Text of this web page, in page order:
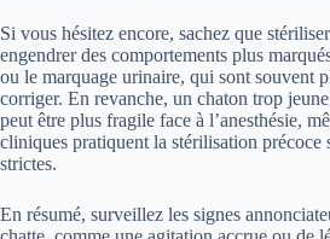
Si vous hésitez encore, sachez que
engendrer des comportements plus
ou le marquage urinaire, qui sont souvent
corriger. En revanche, un chaton trop
peut être plus fragile face à l’anesthésie,
cliniques pratiquent la stérilisation précoce
strictes.
En résumé, surveillez les signes